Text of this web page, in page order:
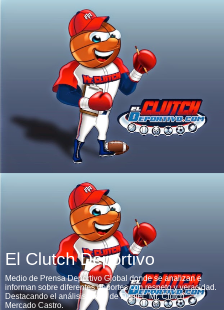
El Clutch Deportivo
Medio de Prensa Deportivo Global donde se analizan e
informan sobre diferentes deportes con respeto y veracidad.
Destacando el análisis único de Daniel "Mr. Clutch"
Mercado Castro.